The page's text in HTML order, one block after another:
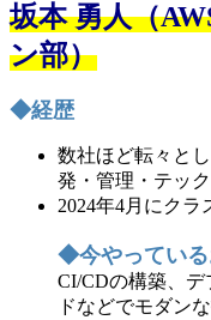
坂本 勇人（
ン部）
◆経歴
数社ほど転々と
発・管理・テッ
2024年4月にクラ
◆今やっている
CI/CDの構築、
ドなどでモダン